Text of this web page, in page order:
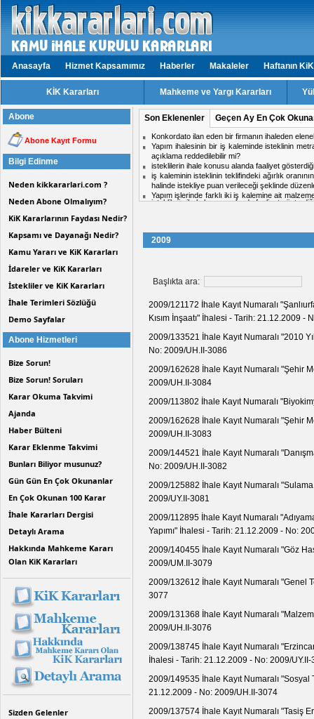
Anasayfa Hizmet Kapsamımız Haberler Makaleler Haftanın
KİK Kararları Mahkeme ve Yargı Kararları
Abone
Abone Kayıt Formu
Bilgi Edinme
Neden kikkararlari.com ?
Neden Abone Olmalıyım?
KiK Kararlarının Faydası Nedir?
Kapsamı ve Dayanağı Nedir?
Kamu Yararı ve KiK Kararları
İdareler ve KiK Kararları
İstekliler ve KiK Kararları
İhale Terimleri Sözlüğü
Demo Sayfalar
Abone Hizmetleri
Bize Sorun!
Bize Sorun! Soruları
Karar Okuma Takvimi
Ajanda
Haber Bülteni
Karar Eklenme Takvimi
Bunları Biliyor musunuz?
Gün Gün En Çok Okunanlar
En Çok Okunan 100 Karar
İhale Kararları Dergisi
Detaylı Arama
Hakkında Mahkeme Kararı
Olan KiK Kararları
Sizden Gelenler
Son Eklenenler Geçen Ay En Çok
Konkordato ilan eden bir firmanın ihaleden
Yapım ihalesinin bir iş kaleminde isteklinin
açıklama reddedilebilir mi?
isteklilerin ihale konusu alanda faaliyet
iş kaleminin isteklinin teklifindeki ağırlık
halinde istekliye puan verileceği şeklinde
Yapım işlerinde farklı iki iş kalemine ait
isteklilerin ihale konusu alanda faaliyet
Hizmet işlerinde işin tamamlandığı tarih ile
ihale komisyon kararı için karşı oy kullanan
2009
Başlıkta ara:
2009/121172 İhale Kayıt Numaralı
Kısım İnşaatı" İhalesi - Tarih: 21.12.2009 -
2009/133521 İhale Kayıt Numaralı "2010
No: 2009/UH.II-3086
2009/162628 İhale Kayıt Numaralı "Şehir
2009/UH.II-3084
2009/113802 İhale Kayıt Numaralı
2009/162628 İhale Kayıt Numaralı "Şehir
2009/UH.II-3083
2009/144521 İhale Kayıt Numaralı
No: 2009/UH.II-3082
2009/125882 İhale Kayıt Numaralı
2009/UY.II-3081
2009/112895 İhale Kayıt Numaralı
Yapımı" İhalesi - Tarih: 21.12.2009 - No:
2009/140455 İhale Kayıt Numaralı "Göz
2009/UM.II-3079
2009/132612 İhale Kayıt Numaralı "Genel
3077
2009/131368 İhale Kayıt Numaralı
2009/UH.II-3076
2009/138745 İhale Kayıt Numaralı
İhalesi - Tarih: 21.12.2009 - No: 2009/
2009/149535 İhale Kayıt Numaralı "Sosyal
21.12.2009 - No: 2009/UH.II-3074
2009/137574 İhale Kayıt Numaralı "Tasiş